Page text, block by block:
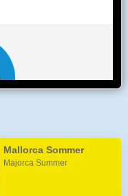
Mallorca Sommer
Majorca Summer